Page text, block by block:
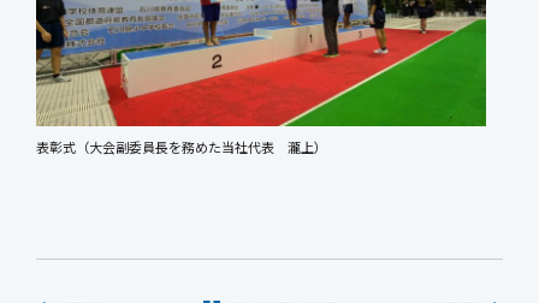
表彰式（大会副委員長を務めた当社代表 瀧上）